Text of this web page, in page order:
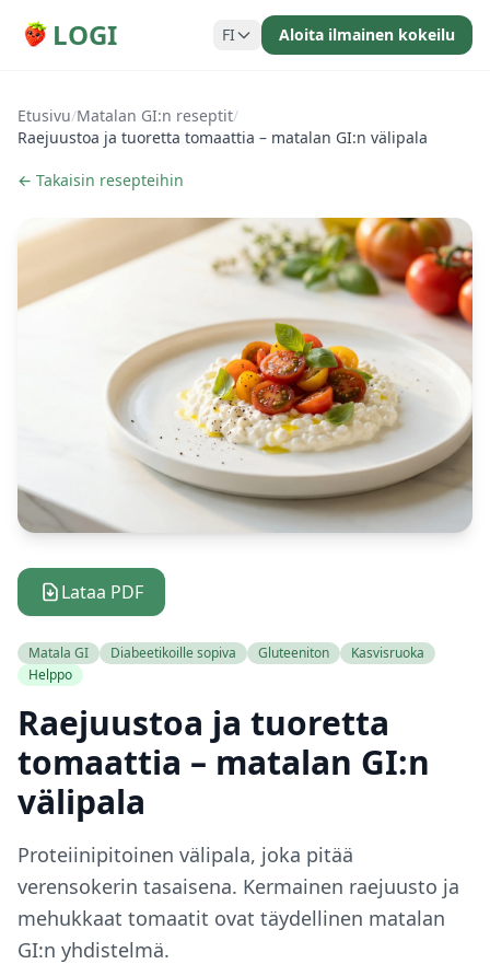
LOGI FI Aloita ilmainen kokeilu
Etusivu/Matalan GI:n reseptit/
Raejuustoa ja tuoretta tomaattia – matalan GI:n välipala
← Takaisin resepteihin
Lataa PDF
Matala GI Diabeetikoille sopiva Gluteeniton
Kasvisruoka
Helppo
Raejuustoa ja tuoretta
tomaattia – matalan GI:n
välipala
Proteiinipitoinen välipala, joka pitää
verensokerin tasaisena. Kermainen raejuusto ja
mehukkaat tomaatit ovat täydellinen matalan
GI:n yhdistelmä.